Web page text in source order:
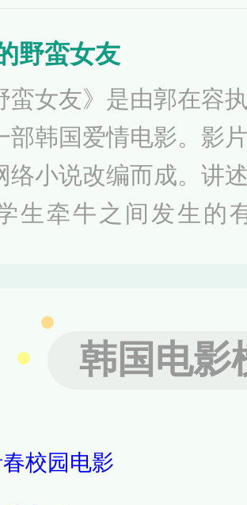
危险的狼男孩流落民
迫分离的浪漫凄美故
的女子顺颐偶然结
之间开启了荒凉奇妙
野蛮女友
蛮女友》是由郭在容
部韩国爱情电影。影
络小说改编而成。讲
生牵牛之间发生的
第一次邂逅，Kyun-
掉下铁轨的她，还
映。
韩国电影
校园电影